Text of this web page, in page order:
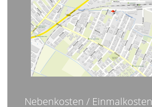
Nebenkosten / Einmalkosten